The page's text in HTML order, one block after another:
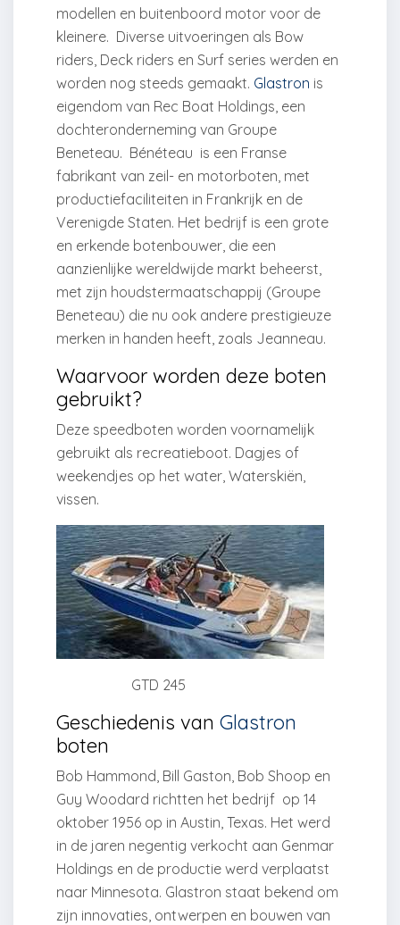
modellen en buitenboord motor voor de
kleinere. Diverse uitvoeringen als Bow
riders, Deck riders en Surf series werden en
worden nog steeds gemaakt. Glastron is
eigendom van Rec Boat Holdings, een
dochteronderneming van Groupe
Beneteau. Bénéteau is een Franse
fabrikant van zeil- en motorboten, met
productiefaciliteiten in Frankrijk en de
Verenigde Staten. Het bedrijf is een grote
en erkende botenbouwer, die een
aanzienlijke wereldwijde markt beheerst,
met zijn houdstermaatschappij (Groupe
Beneteau) die nu ook andere prestigieuze
merken in handen heeft, zoals Jeanneau.
Waarvoor worden deze boten
gebruikt?
Deze speedboten worden voornamelijk
gebruikt als recreatieboot. Dagjes of
weekendjes op het water, Waterskiën,
vissen.
GTD 245
Geschiedenis van Glastron
boten
Bob Hammond, Bill Gaston, Bob Shoop en
Guy Woodard richtten het bedrijf op 14
oktober 1956 op in Austin, Texas. Het werd
in de jaren negentig verkocht aan Genmar
Holdings en de productie werd verplaatst
naar Minnesota. Glastron staat bekend om
zijn innovaties, ontwerpen en bouwen van